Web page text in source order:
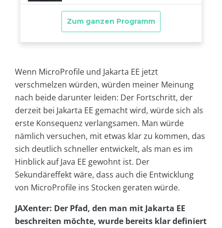
Wenn MicroProfile und Jakarta EE jetzt
verschmelzen würden, würden meiner Meinung
nach beide darunter leiden: Der Fortschritt, der
derzeit bei Jakarta EE gemacht wird, würde sich als
erste Konsequenz verlangsamen. Man würde
nämlich versuchen, mit etwas klar zu kommen, das
sich deutlich schneller entwickelt, als man es im
Hinblick auf Java EE gewohnt ist. Der
Sekundäreffekt wäre, dass auch die Entwicklung
von MicroProfile ins Stocken geraten würde.
JAXenter: Der Pfad, den man mit Jakarta EE
beschreiten möchte, wurde bereits klar definiert